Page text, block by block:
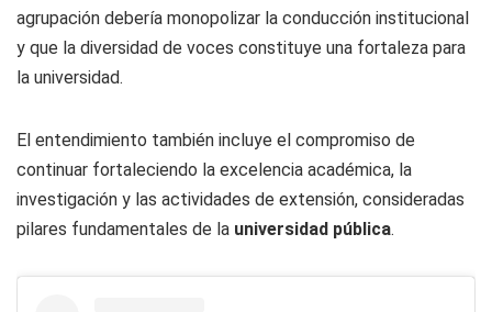
agrupación debería monopolizar la conducción institucional
y que la diversidad de voces constituye una fortaleza para
la universidad.
El entendimiento también incluye el compromiso de
continuar fortaleciendo la excelencia académica, la
investigación y las actividades de extensión, consideradas
pilares fundamentales de la universidad pública.